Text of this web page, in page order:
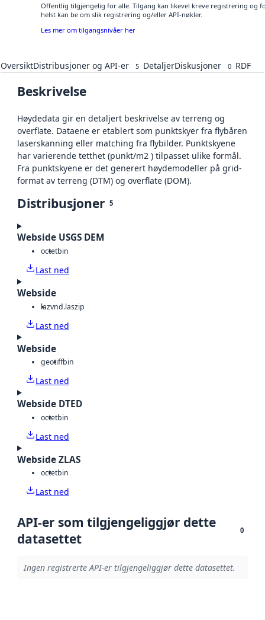
Offentlig tilgjengelig for alle. Tilgang kan likevel kreve registrering og
helst kan be om slik registrering og/eller API-nøkler.
Les mer om tilgangsnivåer her
OversiktDistribusjoner og API-er 5 DetaljerDiskusjoner 0 RDF
Beskrivelse
Høydedata gir en detaljert beskrivelse av terreng og
overflate. Dataene er etablert som punktskyer fra flybåren
laserskanning eller matching fra flybilder. Punktskyene
har varierende tetthet (punkt/m2 ) tilpasset ulike formål.
Fra punktskyene er det generert høydemodeller på grid-
format av terreng (DTM) og overflate (DOM).
Distribusjoner 5
Webside USGS DEM
octetbin
Last ned
Webside
lazvnd.laszip
Last ned
Webside
geotiffbin
Last ned
Webside DTED
octetbin
Last ned
Webside ZLAS
octetbin
Last ned
API-er som tilgjengeliggjør dette
datasettet
0
Ingen registrerte API-er tilgjengeliggjør dette datasettet.